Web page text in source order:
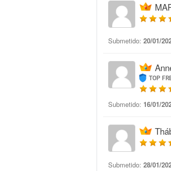
Submetido: 20/01/
TOP
Submetido: 16/01/
Submetido: 28/01/